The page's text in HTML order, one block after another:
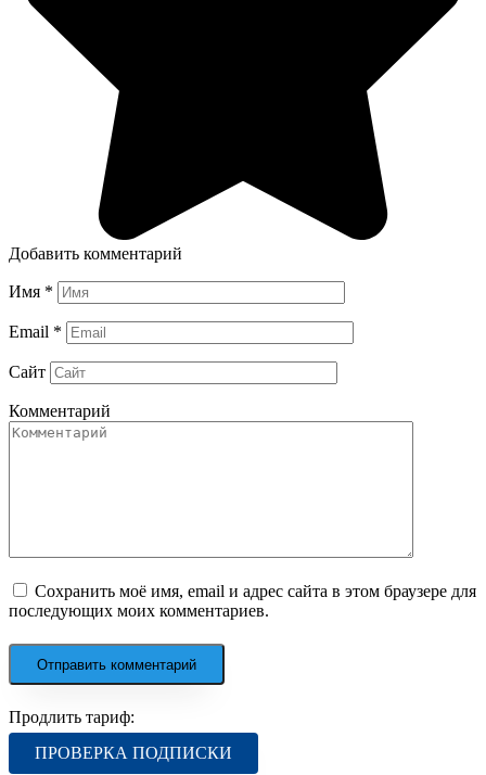
Добавить комментарий
Имя *
Email *
Сайт
Комментарий
Сохранить моё имя, email и адрес сайта в этом браузере для
последующих моих комментариев.
Продлить тариф:
ПРОВЕРКА ПОДПИСКИ